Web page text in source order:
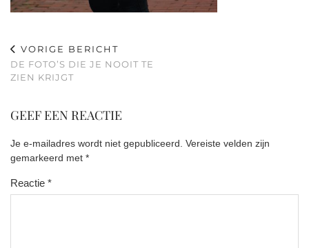
VORIGE BERICHT
DE FOTO’S DIE JE NOOIT TE
ZIEN KRIJGT
GEEF EEN REACTIE
Je e-mailadres wordt niet gepubliceerd. Vereiste velden zijn
gemarkeerd met *
Reactie *